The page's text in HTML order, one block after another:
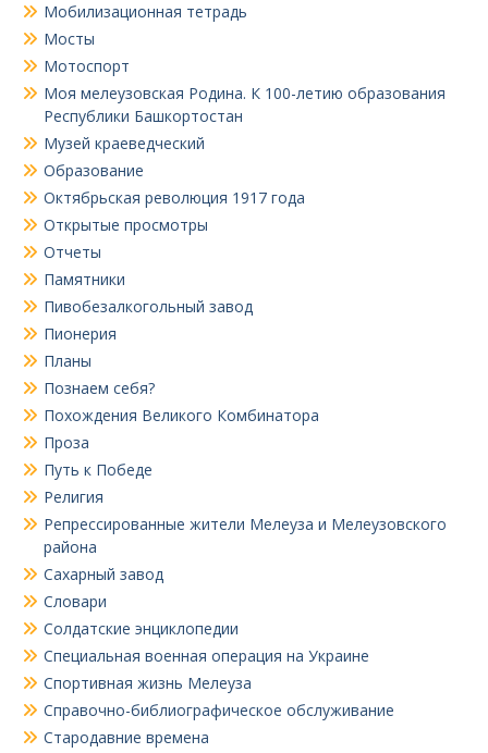
Мобилизационная тетрадь
Мосты
Мотоспорт
Моя мелеузовская Родина. К 100-летию образования
Республики Башкортостан
Музей краеведческий
Образование
Октябрьская революция 1917 года
Открытые просмотры
Отчеты
Памятники
Пивобезалкогольный завод
Пионерия
Планы
Познаем себя?
Похождения Великого Комбинатора
Проза
Путь к Победе
Религия
Репрессированные жители Мелеуза и Мелеузовского
района
Сахарный завод
Словари
Солдатские энциклопедии
Специальная военная операция на Украине
Спортивная жизнь Мелеуза
Справочно-библиографическое обслуживание
Стародавние времена